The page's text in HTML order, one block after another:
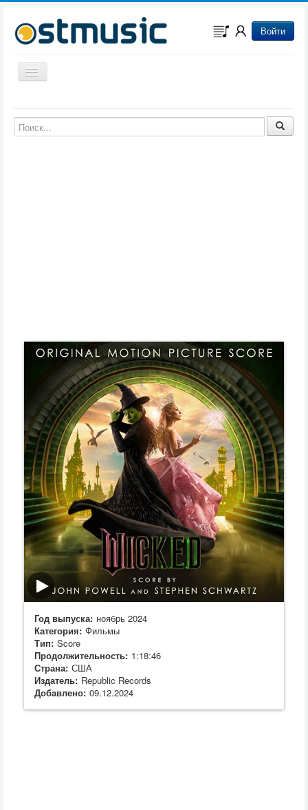
Войти
Включить/выключить навигацию
Музыка из мультфильмов
Музыка из сериалов
Год выпуска: ноябрь 2024
Категория: Фильмы
Тип: Score
Продолжительность: 1:18:46
Страна: США
Издатель: Republic Records
Добавлено: 09.12.2024